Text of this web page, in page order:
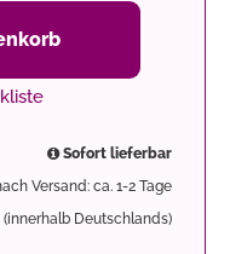
Sofort lieferbar
Versand: ca. 1-2 Tage
Deutschlands)